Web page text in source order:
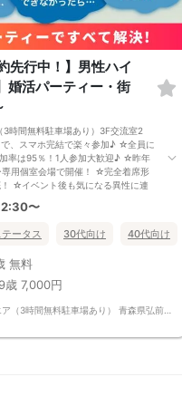
先行中！】男性ハイ
婚活パーティー・街
時間無料駐車場あり）3F交流室2
、スマホ完結で楽々参加♪ ☆全員に
率は95％！1人参加大歓迎♪ ☆昨年
用個室会場で開催！ ☆完全着席形
☆イベント後も気になる異性に連
機能） スタッフの進行で全員の方
置されて人気の方と一度もお話でき
ということは一切ありません！
書類（無い場合はキャンセル扱いと
したパーティーになります。システ
えて催行する場合がございます。）
いただけますと幸いです。 【ご参
意はありませんので、ネット環境が
せん。 ・充電器の貸し出しは行っ
〜
ータス 30代向け 40代向け
無料
歳 7,000円
弘前駅前公共施設 ヒロロスクエア（3時間無料駐車場あり） 青森県弘前市駅前町9-20 ヒロロ 3F交流室2